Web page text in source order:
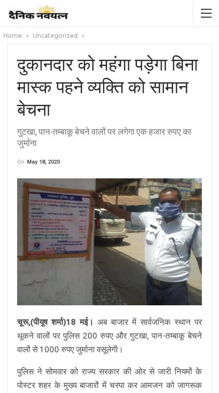
Home Uncategorized
दुकानदार को महंगा पड़ेगा बिना
मास्क पहने व्यक्ति को सामान
बेचना
गुटखा, पान-तम्बाकू बेचने वालों पर लगेगा एक हजार रुपए का
जुर्माना
On May 18, 2020
चूरू,(पीयूष शर्मा)18 मई। अब बाजार में सार्वजनिक स्थान पर
थूकने वालों पर पुलिस 200 रुपए और गुटखा, पान-तम्बाकू बेचने
वालों से 1000 रुपए जुर्माना वसूलेगी।
पुलिस ने सोमवार को राज्य सरकार की ओर से जारी नियमों के
पोस्टर शहर के मुख्य बाजारों में चस्पा कर आमजन को जागरूक